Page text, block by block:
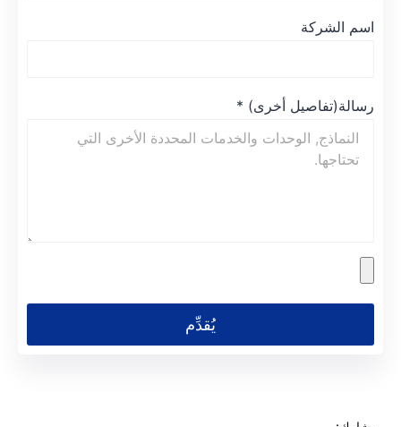
اسم الشركة
رسالة(تفاصيل أخرى) *
يُقدِّم